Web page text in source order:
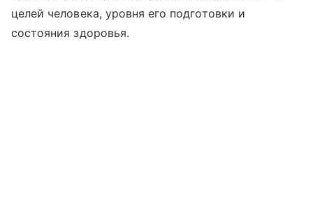
целей человека, уровня его подготовки и
состояния здоровья.